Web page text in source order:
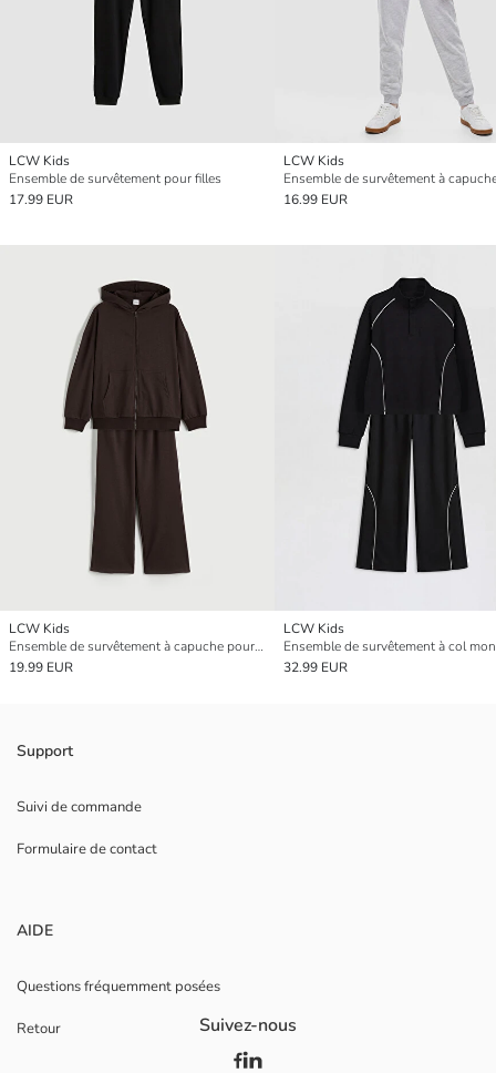
LCW Kids
Ensemble de survêtement pour filles
17.99 EUR
LCW Kids
16.99 EUR
LCW Kids
Ensemble de survêtement à capuche pour fille
19.99 EUR
LCW Kids
32.99 EUR
Support
Suivi de commande
Formulaire de contact
AIDE
Questions fréquemment posées
Retour Suivez-nous